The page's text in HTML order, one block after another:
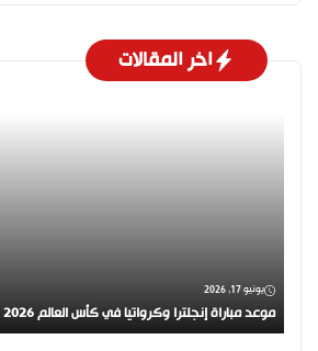
اخر المقالات
يونيو 17, 2026
موعد مباراة إنجلترا وكرواتيا في كأس العالم 2026 والقنوات الناقلة